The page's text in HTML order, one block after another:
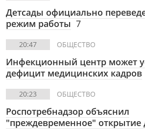
Детсады официально
режим работы 7
20:47 ОБЩЕСТВО
Инфекционный центр может
дефицит медицинских кадров
20:23 ОБЩЕСТВО
Роспотребнадзор объяснил
"преждевременное" открытие